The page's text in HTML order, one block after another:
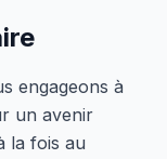
engageons à
un avenir
la fois au